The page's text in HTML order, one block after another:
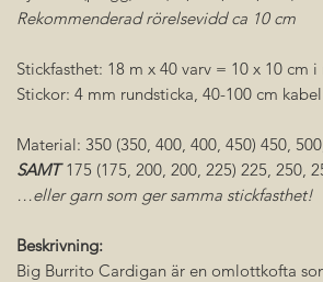
Rekommenderad rörelsevidd ca 10 cm
Stickfasthet: 18 m x 40 varv = 10 x 10 cm
Stickor: 4 mm rundsticka, 40-100 cm kabel
Material: 350 (350, 400, 400, 450) 450,
SAMT175 (175, 200, 200, 225) 225, 250,
…eller garn som ger samma stickfasthet!
Beskrivning:
Big Burrito Cardigan är en omlottkofta